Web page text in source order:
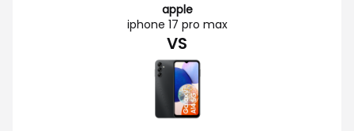
apple
iphone 17 pro max
VS